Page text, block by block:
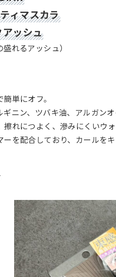
ィマスカラ
ッシュ
盛れるアッシュ）
単にオフ。
ギニン、ツバキ油、アルガン
擦れにつよく、滲みにくいウ
ーを配合しており、カールをキ